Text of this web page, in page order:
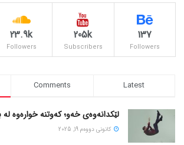
137
Followers
205k
Subscribers
23.9k
Followers
Comments Latest
لێکدانەوەی خەو؛ کەوتنە خوارەوە لە
كانونی دووه‌م 19, 2025